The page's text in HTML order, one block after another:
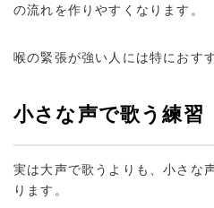
の流れを作りやすくなります。
喉の緊張が強い人には特におす
小さな声で歌う練習
実は大声で歌うよりも、小さな
ります。